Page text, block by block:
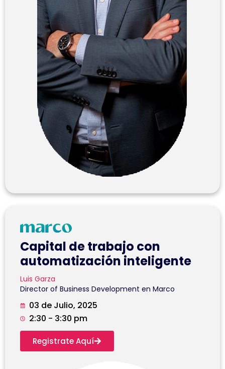
Capital de trabajo con
automatización inteligente
Luis Garza
Director of Business Development en Marco
03 de Julio, 2025
2:30 - 3:30 pm
Registrate Aquí